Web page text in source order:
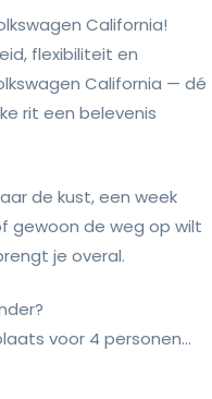
California!
flexibiliteit en
California — dé
rit een belevenis
de kust, een week
gewoon de weg op wilt
je overal.
voor 4 personen...